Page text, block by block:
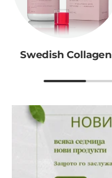
Swedish Collagen